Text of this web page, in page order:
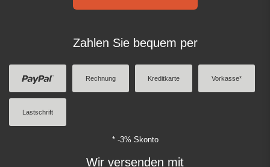
Zahlen Sie bequem per
Rechnung Kreditkarte Vorkasse*
Lastschrift
* -3% Skonto
Wir versenden mit